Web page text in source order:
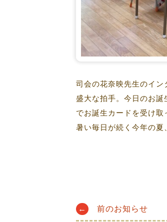
司会の花奈映先生のイン
盛大な拍手。今日のお
でお誕生カードを受け
暑い毎日が続く今年の夏
← 前のお知らせ